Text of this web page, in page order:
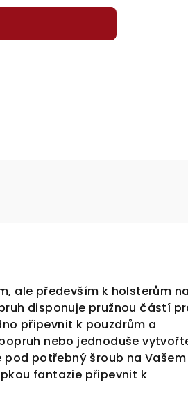
ale především k holsterům
disponuje pružnou částí
připevnit k pouzdrům a
nebo jednoduše
potřebný šroub na Vašem
fantazie připevnit k